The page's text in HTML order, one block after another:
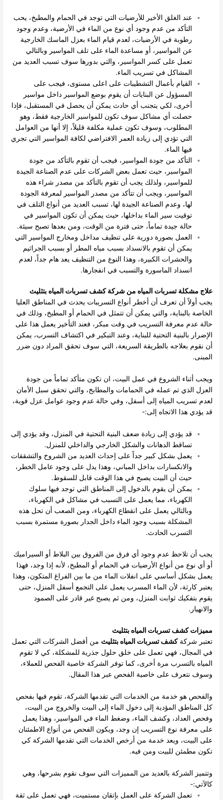
عند الغلق الأخير للأرضيات التي توجد في الحمام والمطبخ، يحب
التأكد من عدم وجود أي نوع من الماء في الأرضية، وعدم وجود
رطوبة في الأرضيات، لعدم قيام الماء بعزل الماسك الخارجية
عن المواسير، أو مساعدة الماء على تلف المواسير وبالتالي
تعمل على كسر المواسير، والتي بدورها سوف تسبب العديد من
المشاكل في تسريب الماء.
القيام بأعمال التشطيبات على اعلى مستوى، فيجب على
المسؤول عن البنايات أن يقوم بوضع المواسير داخل مواسير
أخرى، لكي يتجنب أي حادث يمكن أن يحصل في المستقبل، فإذا
حصلت أي مشاكل سوف تكون للمواسير الخارجية فقط، وهو
المطلوب، وسوف تكون عملية مكلفة قليلاً، إلا أنها من العوامل
التي تؤدي إلى زيادة العمر الافتراضي لكافة المواسير التي تجري
فيها الماء.
التأكد من جودة المواسير، فيجب أن تقوم بالتأكد من جودة
المواسير، حيث تعمل بعض الشركات على عدم الصناعة الجيدة
للمواسير، ولذلك يجب أن تقوم بالتأكد من مصدر شراء هذه
المواسير، ويجب أن تتأكد من مصدر المواسير لمعرفة الجودة
لها، وعدم الصناعة الجيدة لها، تسبب العديد من أنواع التلف في
توقيت سير الماء بداخلها، حيث يمكن أن تكون المواسير في
حالة جيدة تماماً، حتى فترة من الوقت، ومن بعدها تصبح سيئة.
العمل بصورة دورية على تنظيف مداخل ومخارج المواسير التي
يمكن أن تقوم بالانسداد بسبب مياه المطر أو بسبب الجراثيم
والحشرات الكبيرة، وهذا النوع من التنظيف يعد هام جداً، لعدم
انسداد الماسورة والتسبب في انفجارها.
علاج مشكلة تسربات المياه من شركة كشف تسربات المياه بتثليث
يجب أولاً أن تعرف أن أخطر أنواع التسريبات يحدث في المناطق العليا
الخاصة بالبناية، والتي يمكن أن تتمثل في الحمام أو المطبخ، وذلك في
حالة عدم معرفة التسريب في وقت مبكر، فعند التأخير يعمل هذا على
الإضرار بالبنية التحتية للبناية، وعند التبكير في اكتشاف التسرب، يمكن
أن نقوم بعلاجه بالطريقة السريعة، التي سوف تحقق المراد دون ضرر
المبنى.
ويجب أثناء الشروع في عمل البيت، ان تكون متأكد تماماً من جودة
العزل الذي تم عمله في الحمامات والمطابخ، والتي تحقق سبل الأمان
لعدم تسريب المياه إلى أسفل، وفي حالة عدم وجود عوامل عزل قوية،
قد يؤدي هذا الاتجاه إلى:-
قد يؤدي إلى زيادة ضعف البنية التحتية في المنزل، وقد يؤدي إلى
تساقط الدهانات والشكل الخارجي والداخلي للمنزل.
يعمل بشكل كبير جداً على إحداث العديد من الشروخ والتشققات
والانكسارات بداخل المباني، وهذا يدل على وجود عامل الخطر،
حيث أن البيت يصبح في هذا الوقت قابل للسقوط.
يمكن أن يقوم بالدخول إلى المناطق التي توجد فيها سلوك
الكهرباء، مما يعمل على التسبب في مشاكل في الكهرباء،
وبالتالي يعمل على انقطاع الكهرباء، ومن الصعب أن تحل هذه
المشكلة بسبب وجود الماء داخل الجدار بصورة مستمرة بسبب
التسرب الحادث.
يجب أن تلاحظ عدم وجود أي فرق من الفروق بين البلاط أو السيراميك
أو أي نوع من أنواع الأرضيات في الحمام أو المطبخ، لأنه إذا وجد، فهذا
يعمل بشكل أساسي على انفلات الماء من ما بين الفراغ المتكون، وهذا
يعتبر كارثة، لأن الماء المسرب يعمل على التجمع أسفل المنزل، حتى
يقوم بتفكيك ثوابت المنزل، ومن ثم يصبح غير قادر على الصمود
والانهيار.
مميزات كشف تسربات المياه بتثليث
تعتبر شركةكشف تسربات المياه بتثليث من أفضل الشركات التي تعمل
في المجال، فهي تعمل على خلق حلول جذرية للمشكلة، كي لا تقوم
المياه بالتسرب مرة أخرى، كما توفر الشركة خاصية الفحص للعملاء،
وسوف نتعرف على خاصية الفحص عبر هذا المقال.
والفحص هو خدمة من الخدمات التي تقدمها الشركة، تقوم فيها بفحص
كل المناطق المؤدية إلى دخول الماء إلى البيت والخروج من البيت،
وفحص العداد، وكشف الماء، وضغط الماء في المواسير، وهذا يعمل
على معرفة نوع التسريب إن وجد، ويكون الفحص من أنواع الاطمئنان
على البيت، ويعد خدمة من أرخص الخدمات التي تقدمها الشركة كي
تكون مطمئن للبيت ومن فيه.
وتتميز الشركة بالعديد من المميزات التي سوف نقوم بشرحها، وهي
كالآتي:-
تعمل الشركة على العمل بإتقان مستميت، فهي تعمل على ثقة